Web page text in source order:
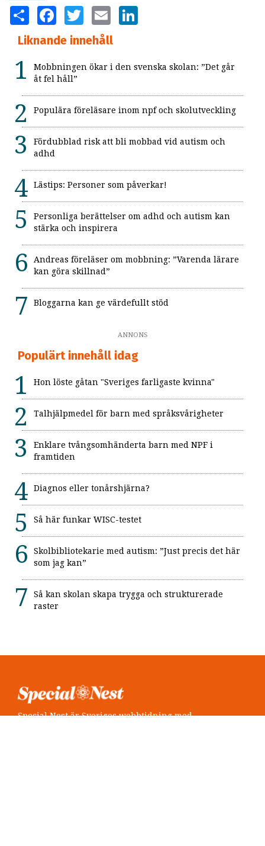
SHARE FACEBOOKTWITTER EMAIL
Liknande innehåll
Mobbningen ökar i den svenska skolan: ”Det går
åt fel håll”
Populära föreläsare inom npf och skolutveckling
Fördubblad risk att bli mobbad vid autism och
adhd
Lästips: Personer som påverkar!
Personliga berättelser om adhd och autism kan
stärka och inspirera
Andreas föreläser om mobbning: ”Varenda lärare
kan göra skillnad”
Bloggarna kan ge värdefullt stöd
ANNONS
Populärt innehåll idag
Hon löste gåtan "Sveriges farligaste kvinna"
Talhjälpmedel för barn med språksvårigheter
Enklare tvångsomhänderta barn med NPF i
framtiden
Diagnos eller tonårshjärna?
Så här funkar WISC-testet
Skolbibliotekarie med autism: ”Just precis det här
som jag kan”
Så kan skolan skapa trygga och strukturerade
raster
Special Nest är Sveriges webbtidning med